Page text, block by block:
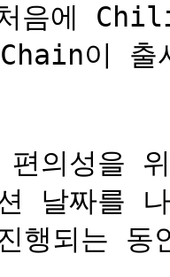
음에
이 출
편의성을
날짜를
행되는